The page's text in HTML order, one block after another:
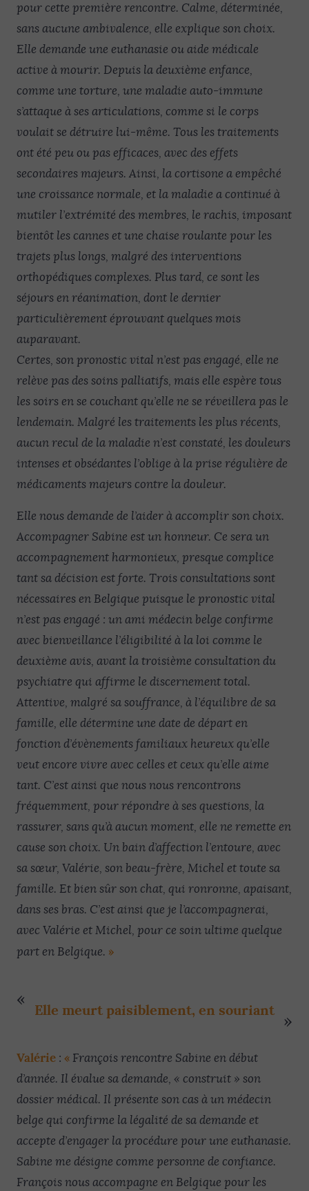
pour cette première rencontre. Calme, déterminée,
sans aucune ambivalence, elle explique son choix.
Elle demande une euthanasie ou aide médicale
active à mourir. Depuis la deuxième enfance,
comme une torture, une maladie auto-immune
s’attaque à ses articulations, comme si le corps
voulait se détruire lui-même. Tous les traitements
ont été peu ou pas efficaces, avec des effets
secondaires majeurs. Ainsi, la cortisone a empêché
une croissance normale, et la maladie a continué à
mutiler l’extrémité des membres, le rachis, imposant
bientôt les cannes et une chaise roulante pour les
trajets plus longs, malgré des interventions
orthopédiques complexes. Plus tard, ce sont les
séjours en réanimation, dont le dernier
particulièrement éprouvant quelques mois
auparavant.
Certes, son pronostic vital n’est pas engagé, elle ne
relève pas des soins palliatifs, mais elle espère tous
les soirs en se couchant qu’elle ne se réveillera pas le
lendemain. Malgré les traitements les plus récents,
aucun recul de la maladie n’est constaté, les douleurs
intenses et obsédantes l’oblige à la prise régulière de
médicaments majeurs contre la douleur.
Elle nous demande de l’aider à accomplir son choix.
Accompagner Sabine est un honneur. Ce sera un
accompagnement harmonieux, presque complice
tant sa décision est forte. Trois consultations sont
nécessaires en Belgique puisque le pronostic vital
n’est pas engagé : un ami médecin belge confirme
avec bienveillance l’éligibilité à la loi comme le
deuxième avis, avant la troisième consultation du
psychiatre qui affirme le discernement total.
Attentive, malgré sa souffrance, à l’équilibre de sa
famille, elle détermine une date de départ en
fonction d’évènements familiaux heureux qu’elle
veut encore vivre avec celles et ceux qu’elle aime
tant. C’est ainsi que nous nous rencontrons
fréquemment, pour répondre à ses questions, la
rassurer, sans qu’à aucun moment, elle ne remette en
cause son choix. Un bain d’affection l’entoure, avec
sa sœur, Valérie, son beau-frère, Michel et toute sa
famille. Et bien sûr son chat, qui ronronne, apaisant,
dans ses bras. C’est ainsi que je l’accompagnerai,
avec Valérie et Michel, pour ce soin ultime quelque
part en Belgique. »
Elle meurt paisiblement, en souriant
Valérie : « François rencontre Sabine en début
d’année. Il évalue sa demande, « construit » son
dossier médical. Il présente son cas à un médecin
belge qui confirme la légalité de sa demande et
accepte d’engager la procédure pour une euthanasie.
Sabine me désigne comme personne de confiance.
François nous accompagne en Belgique pour les